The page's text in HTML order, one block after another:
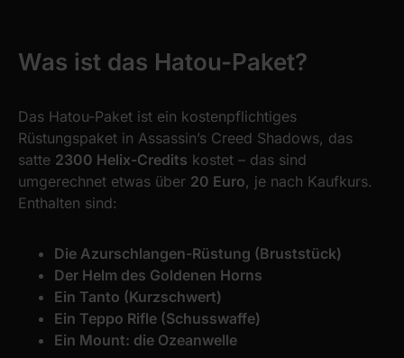
Was ist das Hatou-Paket?
Das Hatou-Paket ist ein kostenpflichtiges
Rüstungspaket in Assassin’s Creed Shadows, das
satte 2300 Helix-Credits kostet – das sind
umgerechnet etwas über 20 Euro, je nach Kaufkurs.
Enthalten sind:
Die Azurschlangen-Rüstung (Bruststück)
Der Helm des Goldenen Horns
Ein Tanto (Kurzschwert)
Ein Teppo Rifle (Schusswaffe)
Ein Mount: die Ozeanwelle